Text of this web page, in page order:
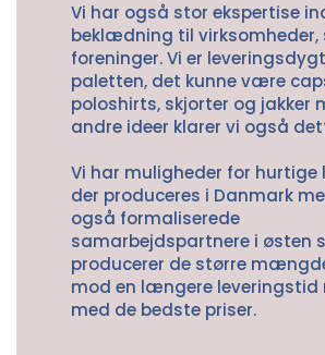
Vi har også stor ekspertise
beklædning til virksomheder,
foreninger. Vi er
paletten, det kunne være
poloshirts, skjorter og jakker
andre ideer klarer vi også
Vi har muligheder for hurtige
der produceres i Danmark
også formaliserede
samarbejdspartnere i østen
producerer de større
mod en længere leveringstid